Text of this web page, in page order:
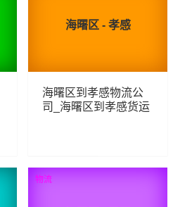
海曙区 - 孝感
海曙区到孝感物流公
司_海曙区到孝感货运
91 查看详细
物流